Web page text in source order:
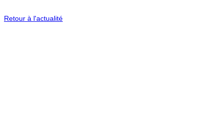
Retour à l'actualité